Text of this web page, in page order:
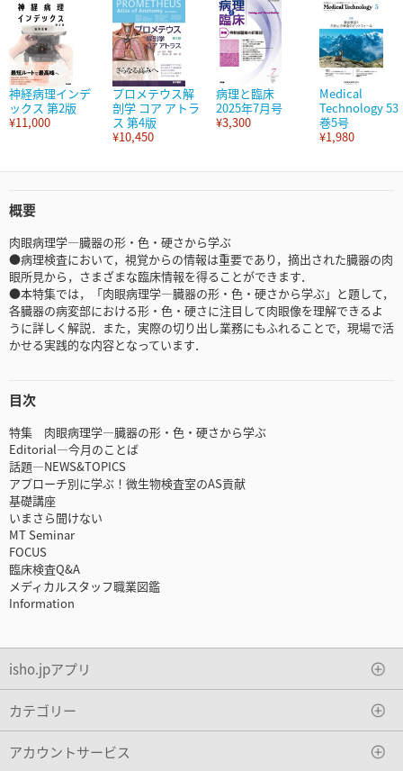
神経病理インデ
ックス 第2版
¥11,000
プロメテウス解
剖学 コア アトラ
ス 第4版
¥10,450
病理と臨床
2025年7月号
¥3,300
Medical
Technology 53
巻5号
¥1,980
概要
肉眼病理学―臓器の形・色・硬さから学ぶ
●病理検査において，視覚からの情報は重要であり，摘出された臓器の肉
眼所見から，さまざまな臨床情報を得ることができます．
●本特集では，「肉眼病理学―臓器の形・色・硬さから学ぶ」と題して，
各臓器の病変部における形・色・硬さに注目して肉眼像を理解できるよ
うに詳しく解説．また，実際の切り出し業務にもふれることで，現場で活
かせる実践的な内容となっています．
目次
特集 肉眼病理学―臓器の形・色・硬さから学ぶ
Editorial―今月のことば
話題―NEWS&TOPICS
アプローチ別に学ぶ！微生物検査室のAS貢献
基礎講座
いまさら聞けない
MT Seminar
FOCUS
臨床検査Q&A
メディカルスタッフ職業図鑑
Information
isho.jpアプリ
カテゴリー
アカウントサービス